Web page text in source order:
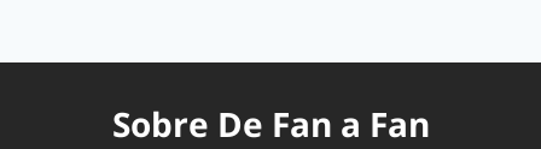
Sobre De Fan a Fan